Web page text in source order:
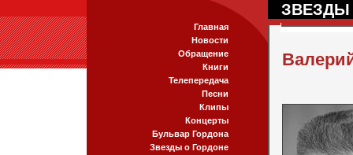
Главная
Новости
Обращение
Книги
Телепередача
Песни
Клипы
Концерты
Бульвар Гордона
Звезды о Гордоне
ЗВЕЗДЫ